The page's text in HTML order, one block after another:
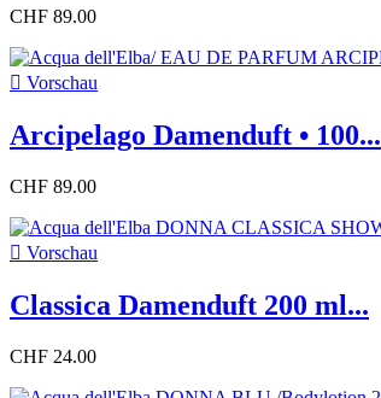
CHF 89.00
 Vorschau
Arcipelago Damenduft • 100...
CHF 89.00
 Vorschau
Classica Damenduft 200 ml...
CHF 24.00